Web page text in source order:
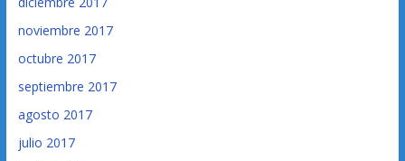
noviembre 2017
octubre 2017
septiembre 2017
agosto 2017
julio 2017